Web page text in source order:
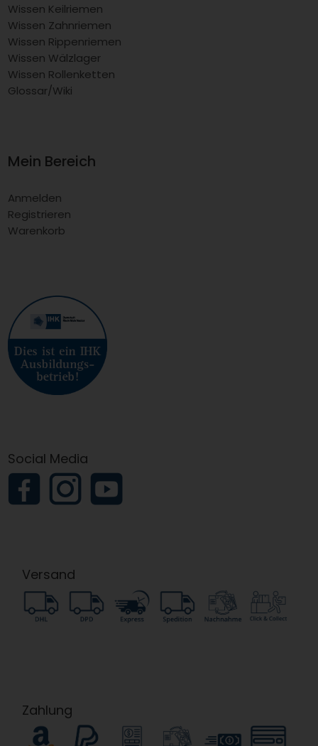
Wissen Keilriemen
Wissen Zahnriemen
Wissen Rippenriemen
Wissen Wälzlager
Wissen Rollenketten
Glossar/Wiki
Mein Bereich
Anmelden
Registrieren
Warenkorb
Social Media
Versand
Zahlung